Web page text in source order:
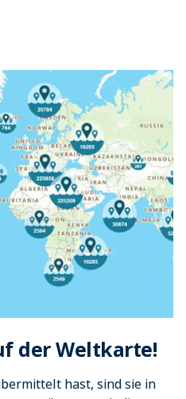
der Weltkarte!
hast, sind sie in